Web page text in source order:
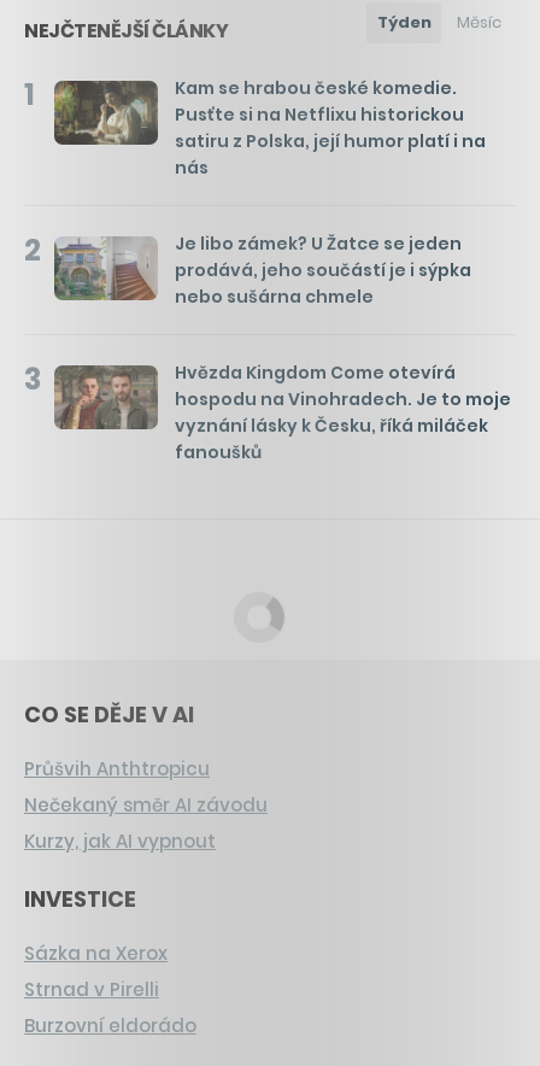
NEJČTENĚJŠÍ ČLÁNKY Týden Měsíc
1
Kam se hrabou české komedie.
Pusťte si na Netflixu historickou
satiru z Polska, její humor platí i na
nás
2
Je libo zámek? U Žatce se jeden
prodává, jeho součástí je i sýpka
nebo sušárna chmele
3
Hvězda Kingdom Come otevírá
hospodu na Vinohradech. Je to moje
vyznání lásky k Česku, říká miláček
fanoušků
CO SE DĚJE V AI
Průšvih Anthtropicu
Nečekaný směr AI závodu
Kurzy, jak AI vypnout
INVESTICE
Sázka na Xerox
Strnad v Pirelli
Burzovní eldorádo